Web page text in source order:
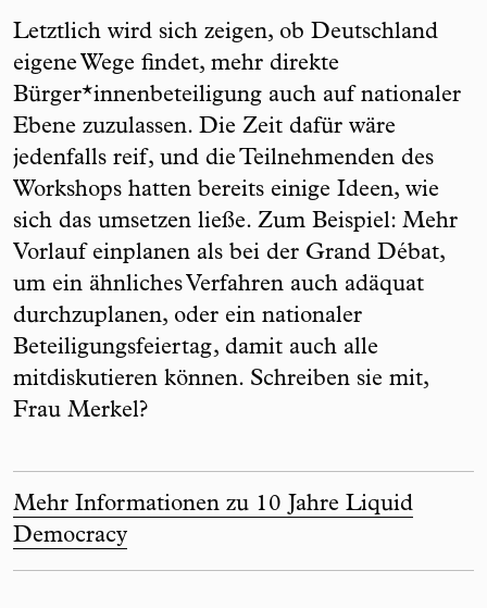
Letztlich wird sich zeigen, ob Deutschland
eigene Wege findet, mehr direkte
Bürger*innenbeteiligung auch auf nationaler
Ebene zuzulassen. Die Zeit dafür wäre
jedenfalls reif, und die Teilnehmenden des
Workshops hatten bereits einige Ideen, wie
sich das umsetzen ließe. Zum Beispiel: Mehr
Vorlauf einplanen als bei der Grand Débat,
um ein ähnliches Verfahren auch adäquat
durchzuplanen, oder ein nationaler
Beteiligungsfeiertag, damit auch alle
mitdiskutieren können. Schreiben sie mit,
Frau Merkel?
Mehr Informationen zu 10 Jahre Liquid
Democracy